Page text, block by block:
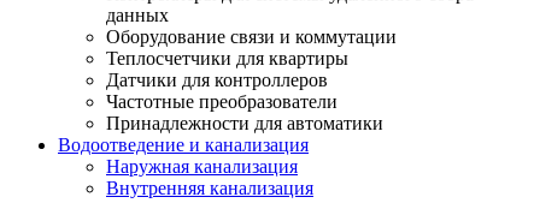
данных
Оборудование связи и коммутации
Теплосчетчики для квартиры
Датчики для контроллеров
Частотные преобразователи
Принадлежности для автоматики
Водоотведение и канализация
Наружная канализация
Внутренняя канализация